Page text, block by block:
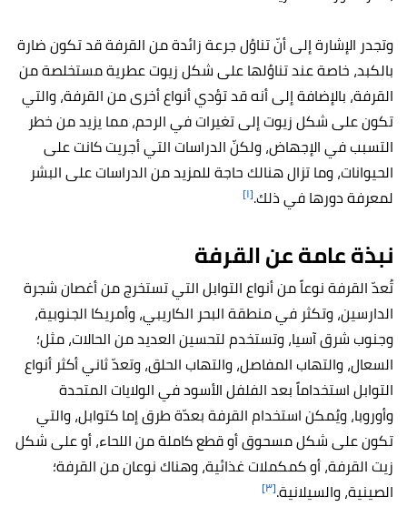
وتجدر الإشارة إلى أنّ تناوُل جرعة زائدة من القرفة قد تكون ضارة
بالكبد، خاصة عند تناوُلها على شكل زيوت عطرية مستخلصة من
القرفة، بالإضافة إلى أنه قد تؤدي أنواع أخرى من القرفة، والتي
تكون على شكل زيوت إلى تغيرات في الرحم، مما يزيد من خطر
التسبب في الإجهاض، ولكنّ الدراسات التي أجريت كانت على
الحيوانات، وما تزال هنالك حاجة للمزيد من الدراسات على البشر
لمعرفة دورها في ذلك.[١]
نبذة عامة عنالقرفة
تُعدّ القرفة نوعاً من أنواع التوابل التي تستخرج من أغصان شجرة
الدارسين، وتكثر في منطقة البحر الكاريبي، وأمريكا الجنوبية،
وجنوب شرق آسيا، وتستخدم لتحسين العديد من الحالات، مثل؛
السعال، والتهاب المفاصل، والتهاب الحلق، وتعدّ ثاني أكثر أنواع
التوابل استخداماً بعد الفلفل الأسود في الولايات المتحدة
وأوروبا، ويُمكن استخدام القرفة بعدّة طرق إما كتوابل، والتي
تكون على شكل مسحوق أو قطع كاملة من اللحاء، أو على شكل
زيت القرفة، أو كمكملات غذائية، وهناك نوعان من القرفة؛
الصينية، والسيلانية.[٣]